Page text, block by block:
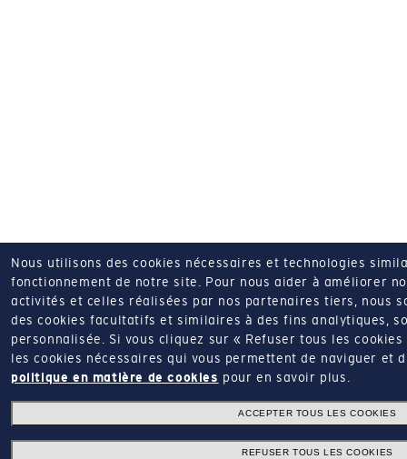
Nous utilisons des cookies nécessaires et technologies
fonctionnement de notre site. Pour nous aider à améliorer
activités et celles réalisées par nos partenaires tiers, nous
des cookies facultatifs et similaires à des fins analytiques,
personnalisée.
Si vous cliquez sur « Refuser tous les
les cookies nécessaires qui vous permettent de naviguer et
politique en matière de cookies pour en savoir plus.
ACCEPTER TOUS LES COOKIES
REFUSER TOUS LES COOKIES